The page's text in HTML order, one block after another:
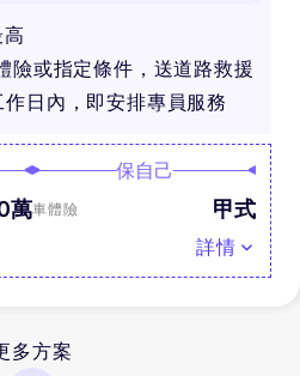
險或指定條件，送道路救援
日內，即安排專員服務
萬
保自己
車體險 甲式
詳情
多方案